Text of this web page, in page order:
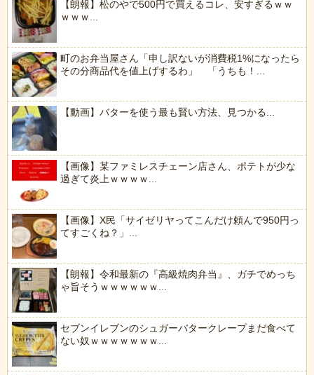
【朗報】松のやで500円で買えるコレ、安すぎるｗｗ
ｗｗｗ...
町のお弁当屋さん「申し訳ないが消費税1%になったら
その分商品代を値上げするわ」 「うちも！...
【動画】バターを使う最も賢い方法、見つかる...
【画像】某ファミレスチェーン店さん、ポテトが少な
過ぎて炎上ｗｗｗｗ...
【画像】X民「サイゼリヤってこんだけ頼んで950円っ
てすごくね？」...
【朗報】令和最新の『高級焼肉弁当』、ガチでめっち
ゃ旨そうｗｗｗｗｗｗ...
セブンイレブンのシュガーバタークレープまだ食べて
ない奴ｗｗｗｗｗｗｗ...